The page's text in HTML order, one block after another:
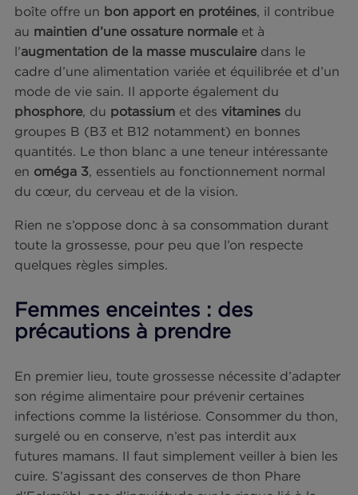
Poisson pélagique de la famille Scombridae, le
est un poisson mesurant entre 40 et 160 cm. On
recense une douzaine d’espèces, dont les plus
connues sont le thon rouge, le thon listao, le
boîte offre un bon apport en protéines , il
aumaintien d’une ossature normale
cadre d’une alimentation variée et équilibrée et
mode de vie sain. Il apporte également du
phosphore potassium
groupes B (B3 et B12 notamment) en bonnes
quantités. Le thon blanc a une teneur
enoméga 3, essentiels au fonctionnement
du cœur, du cerveau et de la vision.
Rien ne s’oppose donc à sa consommation